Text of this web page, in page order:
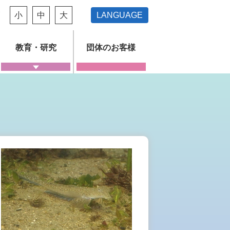
小 中 大 LANGUAGE
教育・研究 団体のお客様